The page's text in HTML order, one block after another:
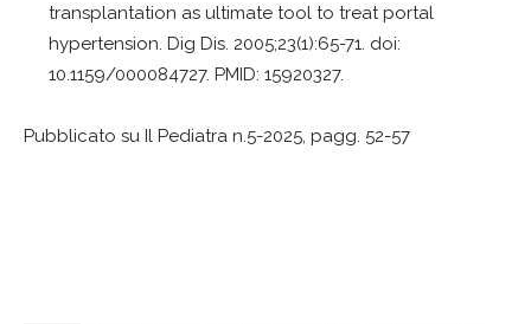
transplantation as ultimate tool to treat portal
hypertension. Dig Dis. 2005;23(1):65-71. doi:
10.1159/000084727. PMID: 15920327.
Pubblicato su Il Pediatra n.5-2025, pagg. 52-57